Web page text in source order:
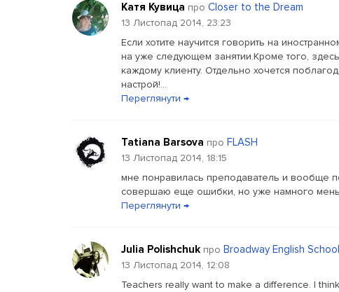
Катя Кувица про Closer to the Dream
13 Листопад 2014, 23:23
Если хотите научится говорить на
на уже следующем занятии.Кроме того,
каждому клиенту. Отдельно хочется
настрой!...
Переглянути →
Tatiana Barsova про FLASH
13 Листопад 2014, 18:15
мне понравилась преподаватель и вообще
совершаю еще ошибки, но уже намного
Переглянути →
Julia Polishchuk про Broadway English School
13 Листопад 2014, 12:08
Teachers really want to make a difference. I